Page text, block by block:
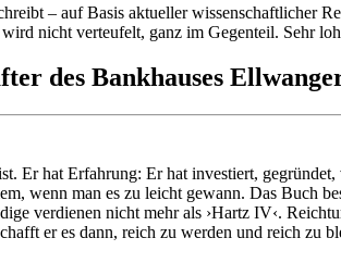
– auf Basis aktueller wissenschaftlicher
nicht verteufelt, ganz im Gegenteil. Sehr
des Bankhauses
Er hat Erfahrung: Er hat investiert,
wenn man es zu leicht gewann. Das Buch
verdienen nicht mehr als ›Hartz IV‹.
er es dann, reich zu werden und reich zu